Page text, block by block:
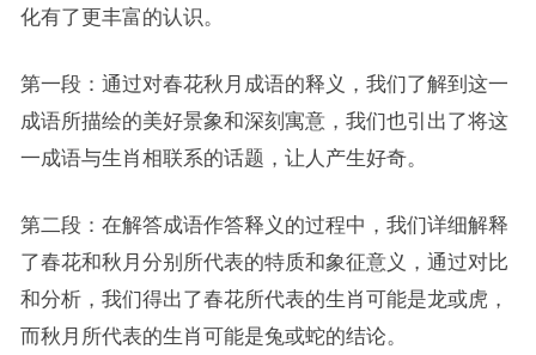
化有了更丰富的认识。
第一段：通过对春花秋月成语的释义，我们了解到这一
成语所描绘的美好景象和深刻寓意，我们也引出了将这
一成语与生肖相联系的话题，让人产生好奇。
第二段：在解答成语作答释义的过程中，我们详细解释
了春花和秋月分别所代表的特质和象征意义，通过对比
和分析，我们得出了春花所代表的生肖可能是龙或虎，
而秋月所代表的生肖可能是兔或蛇的结论。